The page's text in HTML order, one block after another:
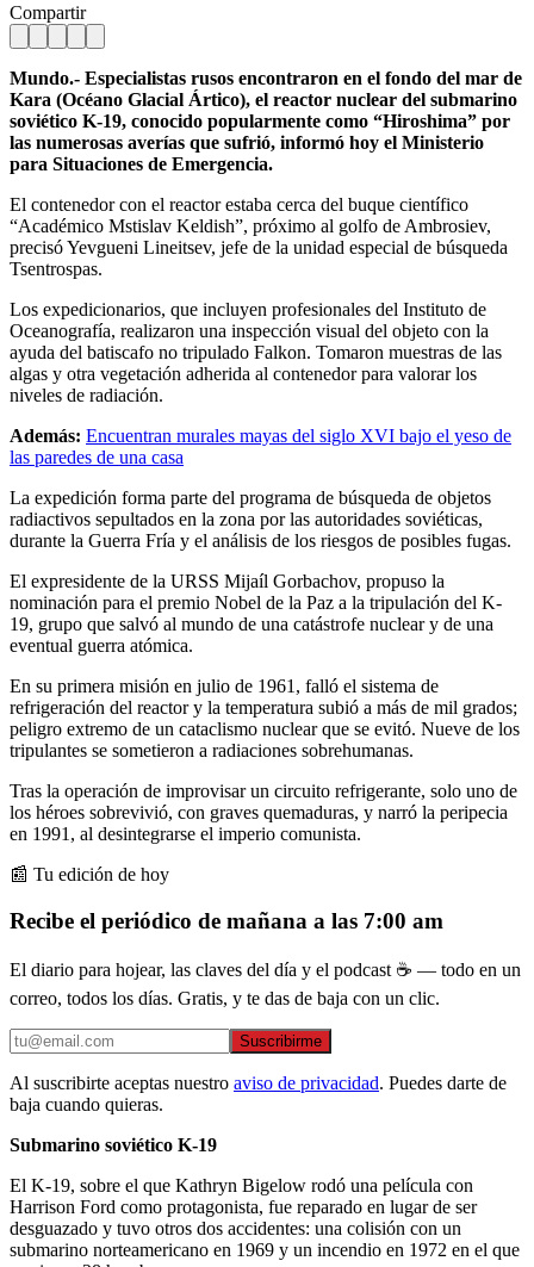
Compartir
Mundo.- Especialistas rusos encontraron en el fondo del mar de
Kara (Océano Glacial Ártico), el reactor nuclear del submarino
soviético K-19, conocido popularmente como “Hiroshima” por
las numerosas averías que sufrió, informó hoy el Ministerio
para Situaciones de Emergencia.
El contenedor con el reactor estaba cerca del buque científico
“Académico Mstislav Keldish”, próximo al golfo de Ambrosiev,
precisó Yevgueni Lineitsev, jefe de la unidad especial de búsqueda
Tsentrospas.
Los expedicionarios, que incluyen profesionales del Instituto de
Oceanografía, realizaron una inspección visual del objeto con la
ayuda del batiscafo no tripulado Falkon. Tomaron muestras de las
algas y otra vegetación adherida al contenedor para valorar los
niveles de radiación.
Además: Encuentran murales mayas del siglo XVI bajo el yeso de
las paredes de una casa
La expedición forma parte del programa de búsqueda de objetos
radiactivos sepultados en la zona por las autoridades soviéticas,
durante la Guerra Fría y el análisis de los riesgos de posibles fugas.
El expresidente de la URSS Mijaíl Gorbachov, propuso la
nominación para el premio Nobel de la Paz a la tripulación del K-
19, grupo que salvó al mundo de una catástrofe nuclear y de una
eventual guerra atómica.
En su primera misión en julio de 1961, falló el sistema de
refrigeración del reactor y la temperatura subió a más de mil grados;
peligro extremo de un cataclismo nuclear que se evitó. Nueve de los
tripulantes se sometieron a radiaciones sobrehumanas.
Tras la operación de improvisar un circuito refrigerante, solo uno de
los héroes sobrevivió, con graves quemaduras, y narró la peripecia
en 1991, al desintegrarse el imperio comunista.
📰 Tu edición de hoy
Recibe el periódico de mañana a las 7:00 am
El diario para hojear, las claves del día y el podcast ☕ — todo en un
correo, todos los días. Gratis, y te das de baja con un clic.
Suscribirme
Al suscribirte aceptas nuestro aviso de privacidad. Puedes darte de
baja cuando quieras.
Submarino soviético K-19
El K-19, sobre el que Kathryn Bigelow rodó una película con
Harrison Ford como protagonista, fue reparado en lugar de ser
desguazado y tuvo otros dos accidentes: una colisión con un
submarino norteamericano en 1969 y un incendio en 1972 en el que